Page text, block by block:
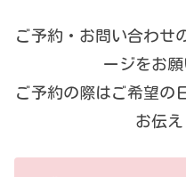
ご予約・お問い合わせ
ージをお願
ご予約の際はご希望の
お伝え